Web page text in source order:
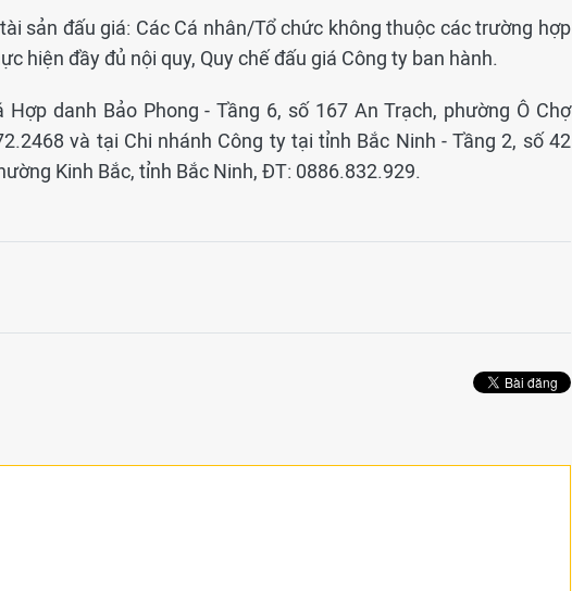
sản đấu giá: Các Cá nhân/Tổ chức không thuộc các trường hợp
hiện đầy đủ nội quy, Quy chế đấu giá Công ty ban hành.
Hợp danh Bảo Phong - Tầng 6, số 167 An Trạch, phường Ô Chợ
và tại Chi nhánh Công ty tại tỉnh Bắc Ninh - Tầng 2, số 42
Kinh Bắc, tỉnh Bắc Ninh, ĐT: 0886.832.929.